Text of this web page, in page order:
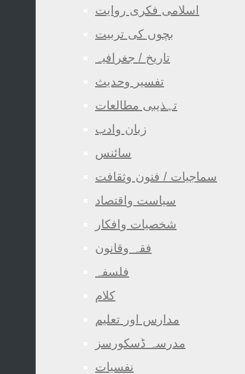
اسلامی فکری روایت
بچوں کی تربیت
تاریخ / جغرافیہ
تفسیر وحدیث
تہذیبی مطالعات
زبان وادب
سائنس
سماجیات / فنون وثقافت
سیاست واقتصاد
شخصیات وافکار
فقہ وقانون
فلسفہ
کلام
مدارس اور تعلیم
مدرسہ ڈسکورسز
نفسیات